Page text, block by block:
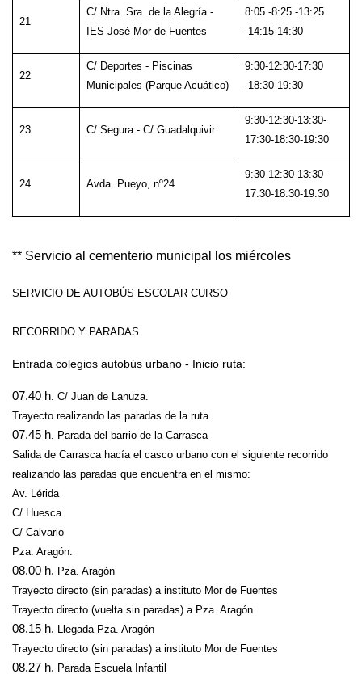
21
C/ Ntra. Sra. de la Alegría -
IES José Mor de Fuentes
8:05 -8:25 -13:25
-14:15-14:30
22
C/ Deportes - Piscinas
Municipales (Parque Acuático)
9:30-12:30-17:30
-18:30-19:30
23 C/ Segura - C/ Guadalquivir
9:30-12:30-13:30-
17:30-18:30-19:30
24 Avda. Pueyo, nº24
9:30-12:30-13:30-
17:30-18:30-19:30
** Servicio al cementerio municipal los miércoles
SERVICIO DE AUTOBÚS ESCOLAR CURSO
RECORRIDO Y PARADAS
Entrada colegios autobús urbano - Inicio ruta:
07.40 h . C/ Juan de Lanuza.
Trayecto realizando las paradas de la ruta.
07.45 h . Parada del barrio de la Carrasca
Salida de Carrasca hacía el casco urbano con el siguiente recorrido
realizando las paradas que encuentra en el mismo:
Av. Lérida
C/ Huesca
C/ Calvario
Pza. Aragón.
08.00 h. Pza. Aragón
Trayecto directo (sin paradas) a instituto Mor de Fuentes
Trayecto directo (vuelta sin paradas) a Pza. Aragón
08.15 h.
Llegada Pza. Aragón
Trayecto directo (sin paradas) a instituto Mor de Fuentes
08.27 h. Parada Escuela Infantil